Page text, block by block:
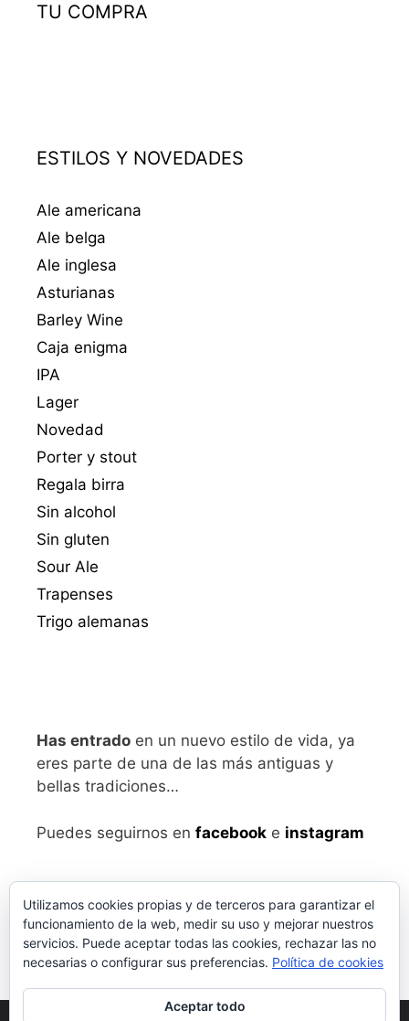
TU COMPRA
ESTILOS Y NOVEDADES
Ale americana
Ale belga
Ale inglesa
Asturianas
Barley Wine
Caja enigma
IPA
Lager
Novedad
Porter y stout
Regala birra
Sin alcohol
Sin gluten
Sour Ale
Trapenses
Trigo alemanas
Has entrado en un nuevo estilo de vida, ya
eres parte de una de las más antiguas y
bellas tradiciones…
Puedes seguirnos en facebook e instagram
Utilizamos cookies propias y de terceros para garantizar el
funcionamiento de la web, medir su uso y mejorar nuestros
servicios. Puede aceptar todas las cookies, rechazar las no
necesarias o configurar sus preferencias. Política de cookies
Aceptar todo